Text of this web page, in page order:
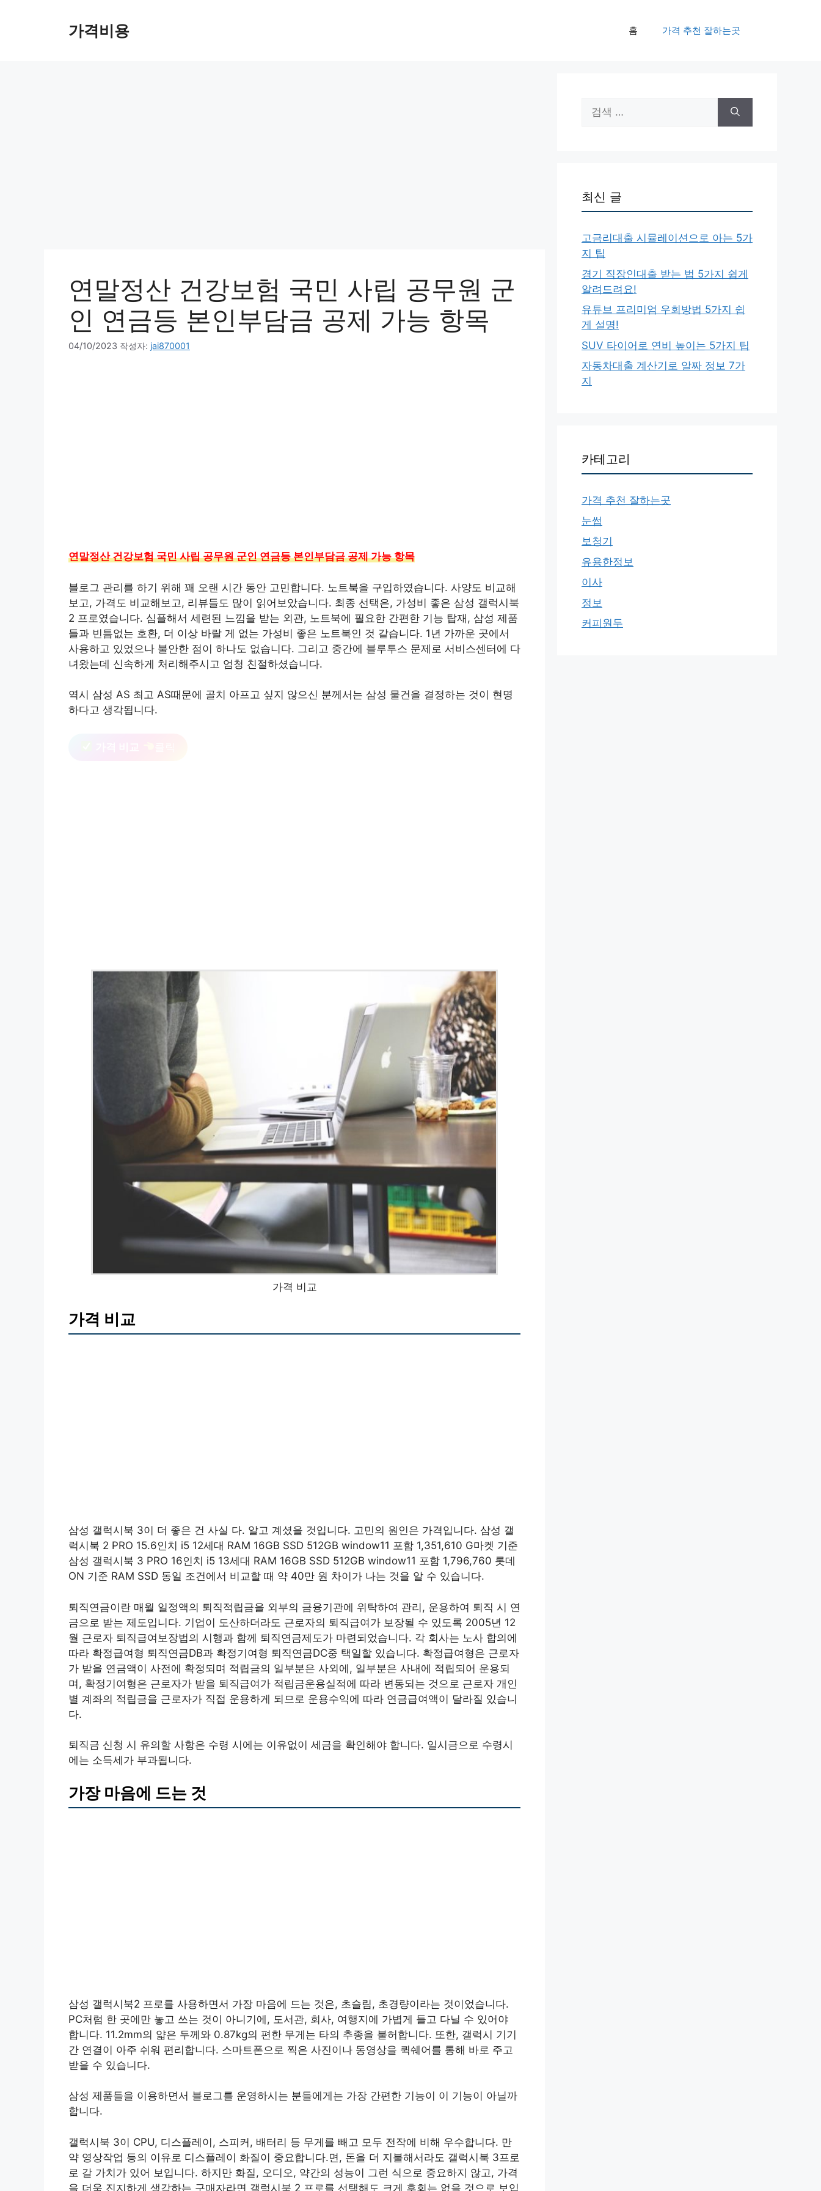
가격비용 홈 가격 추천 잘하는곳
연말정산 건강보험 국민 사립 공무원 군
인 연금등 본인부담금 공제 가능 항목
04/10/2023 작성자: jai870001
연말정산 건강보험 국민 사립 공무원 군인 연금등 본인부담금 공제 가능 항목
블로그 관리를 하기 위해 꽤 오랜 시간 동안 고민합니다. 노트북을 구입하였습니다. 사양도 비교해
보고, 가격도 비교해보고, 리뷰들도 많이 읽어보았습니다. 최종 선택은, 가성비 좋은 삼성 갤럭시북
2 프로였습니다. 심플해서 세련된 느낌을 받는 외관, 노트북에 필요한 간편한 기능 탑재, 삼성 제품
들과 빈틈없는 호환, 더 이상 바랄 게 없는 가성비 좋은 노트북인 것 같습니다. 1년 가까운 곳에서
사용하고 있었으나 불안한 점이 하나도 없습니다. 그리고 중간에 블루투스 문제로 서비스센터에 다
녀왔는데 신속하게 처리해주시고 엄청 친절하셨습니다.
역시 삼성 AS 최고 AS때문에 골치 아프고 싶지 않으신 분께서는 삼성 물건을 결정하는 것이 현명
하다고 생각됩니다.
가격 비교
가격 비교
삼성 갤럭시북 3이 더 좋은 건 사실 다. 알고 계셨을 것입니다. 고민의 원인은 가격입니다. 삼성 갤
럭시북 2 PRO 15.6인치 i5 12세대 RAM 16GB SSD 512GB window11 포함 1,351,610 G마켓 기준
삼성 갤럭시북 3 PRO 16인치 i5 13세대 RAM 16GB SSD 512GB window11 포함 1,796,760 롯데
ON 기준 RAM SSD 동일 조건에서 비교할 때 약 40만 원 차이가 나는 것을 알 수 있습니다.
퇴직연금이란 매월 일정액의 퇴직적립금을 외부의 금융기관에 위탁하여 관리, 운용하여 퇴직 시 연
금으로 받는 제도입니다. 기업이 도산하더라도 근로자의 퇴직급여가 보장될 수 있도록 2005년 12
월 근로자 퇴직급여보장법의 시행과 함께 퇴직연금제도가 마련되었습니다. 각 회사는 노사 합의에
따라 확정급여형 퇴직연금DB과 확정기여형 퇴직연금DC중 택일할 있습니다. 확정급여형은 근로자
가 받을 연금액이 사전에 확정되며 적립금의 일부분은 사외에, 일부분은 사내에 적립되어 운용되
며, 확정기여형은 근로자가 받을 퇴직급여가 적립금운용실적에 따라 변동되는 것으로 근로자 개인
별 계좌의 적립금을 근로자가 직접 운용하게 되므로 운용수익에 따라 연금급여액이 달라질 있습니
다.
퇴직금 신청 시 유의할 사항은 수령 시에는 이유없이 세금을 확인해야 합니다. 일시금으로 수령시
에는 소득세가 부과됩니다.
가장 마음에 드는 것
삼성 갤럭시북2 프로를 사용하면서 가장 마음에 드는 것은, 초슬림, 초경량이라는 것이었습니다.
PC처럼 한 곳에만 놓고 쓰는 것이 아니기에, 도서관, 회사, 여행지에 가볍게 들고 다닐 수 있어야
합니다. 11.2mm의 얇은 두께와 0.87kg의 편한 무게는 타의 추종을 불허합니다. 또한, 갤럭시 기기
간 연결이 아주 쉬워 편리합니다. 스마트폰으로 찍은 사진이나 동영상을 퀵쉐어를 통해 바로 주고
받을 수 있습니다.
삼성 제품들을 이용하면서 블로그를 운영하시는 분들에게는 가장 간편한 기능이 이 기능이 아닐까
합니다.
갤럭시북 3이 CPU, 디스플레이, 스피커, 배터리 등 무게를 빼고 모두 전작에 비해 우수합니다. 만
약 영상작업 등의 이유로 디스플레이 화질이 중요합니다.면, 돈을 더 지불해서라도 갤럭시북 3프로
로 갈 가치가 있어 보입니다. 하지만 화질, 오디오, 약간의 성능이 그런 식으로 중요하지 않고, 가격
을 더욱 진지하게 생각하는 구매자라면 갤럭시북 2 프로를 선택해도 크게 후회는 없을 것으로 보입
색:
최신 글
고금리대출 시뮬레이션으로 아는 5가
지 팁
경기 직장인대출 받는 법 5가지 쉽게
알려드려요!
유튜브 프리미엄 우회방법 5가지 쉽
게 설명!
SUV 타이어로 연비 높이는 5가지 팁
자동차대출 계산기로 알짜 정보 7가
지
카테고리
가격 추천 잘하는곳
눈썹
보청기
유용한정보
이사
정보
커피원두